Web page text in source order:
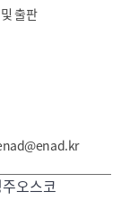
출판
오스코